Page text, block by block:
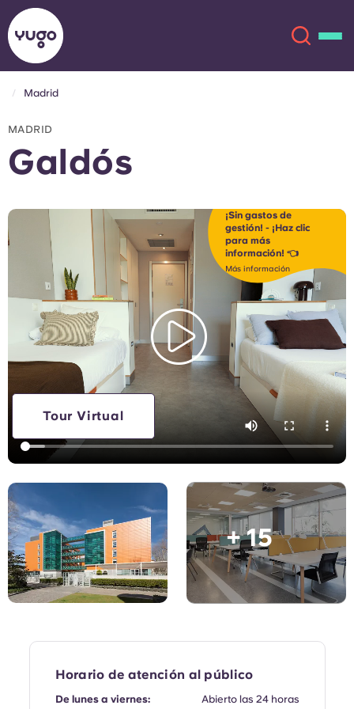
Acerca de
Ubicaciones
Más
Cuenta Idioma
English (GB)
English (US)
Chinese
Español
Català
Deutsch
French
Elige un país
Elige una ciudad
Reserva ahora
English (US)
Chinese Español
Català Deutsch
Italian French
Portuguese
Madrid
MADRID
Galdós
¡Sin gastos de
gestión! - ¡Haz clic
para más
información! 👈
Más información
+ 15
Tour Virtual
Horario de atención al público
De lunes a viernes: Abierto las 24 horas